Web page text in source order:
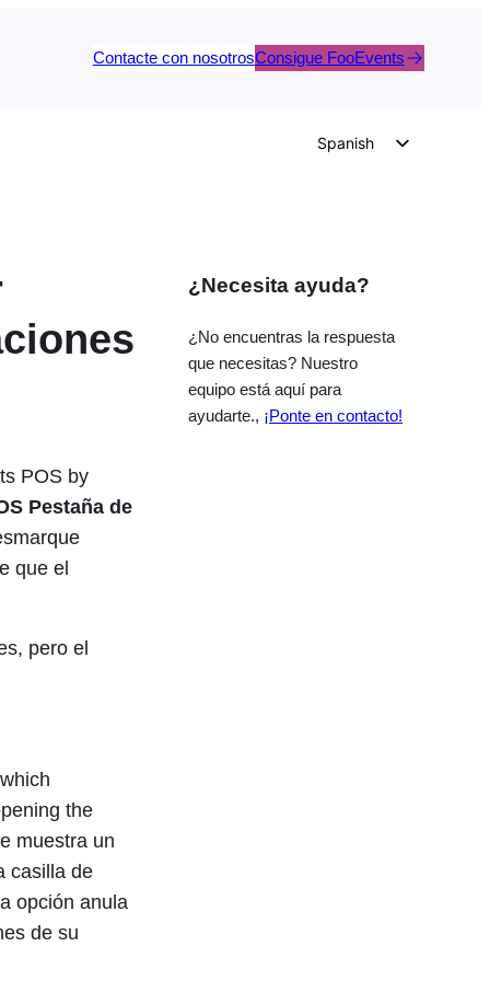
Contacte con nosotrosConsigue FooEvents
Spanish
Italian
French
Polish
POS by
Pestaña de
que el
pero el
the
muestra un
casilla de
opción anula
de su
¿Necesita ayuda?
¿No encuentras la respuesta
que necesitas? Nuestro
equipo está aquí para
ayudarte., ¡Ponte en contacto!